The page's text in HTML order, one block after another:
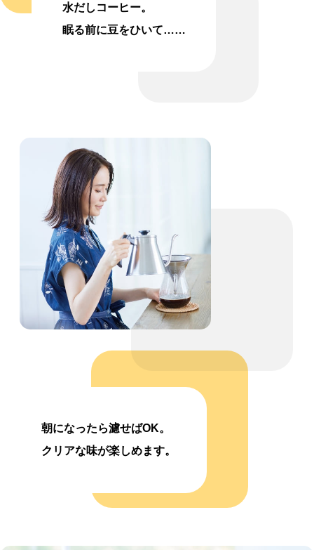
水だしコーヒー。
眠る前に豆をひいて……
朝になったら濾せばOK。
クリアな味が楽しめます。